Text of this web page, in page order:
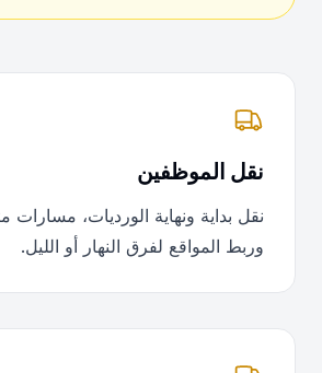
نقل الموظفين
نقل بداية ونهاية الورديات، مسارات
وربط المواقع لفرق النهار أو الليل.